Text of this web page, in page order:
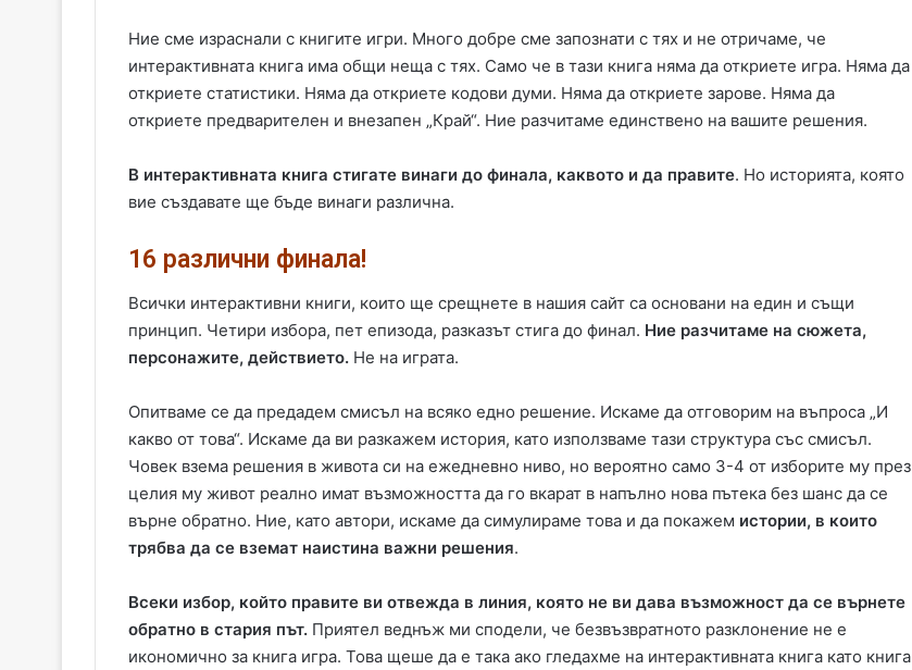
Ние сме израснали с книгите игри. Много добре сме запознати с тях и не отричаме, че
интерактивната книга има общи неща с тях. Само че в тази книга няма да откриете игра. Няма да
откриете статистики. Няма да откриете кодови думи. Няма да откриете зарове. Няма да
откриете предварителен и внезапен „Край“. Ние разчитаме единствено на вашите решения.
В интерактивната книга стигате винаги до финала, каквото и да правите. Но историята, която
вие създавате ще бъде винаги различна.
16 различни финала!
Всички интерактивни книги, които ще срещнете в нашия сайт са основани на един и същи
принцип. Четири избора, пет епизода, разказът стига до финал. Ние разчитаме на сюжета,
персонажите, действието. Не на играта.
Опитваме се да предадем смисъл на всяко едно решение. Искаме да отговорим на въпроса „И
какво от това“. Искаме да ви разкажем история, като използваме тази структура със смисъл.
Човек взема решения в живота си на ежедневно ниво, но вероятно само 3-4 от изборите му през
целия му живот реално имат възможността да го вкарат в напълно нова пътека без шанс да се
върне обратно. Ние, като автори, искаме да симулираме това и да покажем истории, в които
трябва да се вземат наистина важни решения.
Всеки избор, който правите ви отвежда в линия, която не ви дава възможност да се върнете
обратно в стария път. Приятел веднъж ми сподели, че безвъзвратното разклонение не е
икономично за книга игра. Това щеше да е така ако гледахме на интерактивната книга като книга